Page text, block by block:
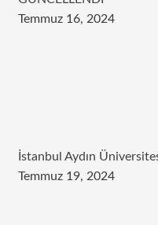
Temmuz 16, 2024
İstanbul Aydın
Temmuz 19, 2024